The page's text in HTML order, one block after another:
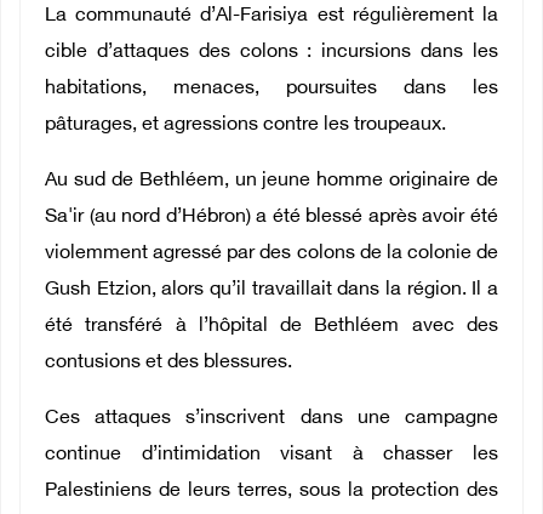
La communauté d’Al-Farisiya est régulièrement la
cible d’attaques des colons : incursions dans les
habitations, menaces, poursuites dans les
pâturages, et agressions contre les troupeaux.
Au sud de Bethléem, un jeune homme originaire de
Sa'ir (au nord d’Hébron) a été blessé après avoir été
violemment agressé par des colons de la colonie de
Gush Etzion, alors qu’il travaillait dans la région. Il a
été transféré à l’hôpital de Bethléem avec des
contusions et des blessures.
Ces attaques s’inscrivent dans une campagne
continue d’intimidation visant à chasser les
Palestiniens de leurs terres, sous la protection des